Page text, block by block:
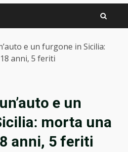
e un furgone in Sicilia:
anni, 5 feriti
e un
morta una
anni, 5 feriti